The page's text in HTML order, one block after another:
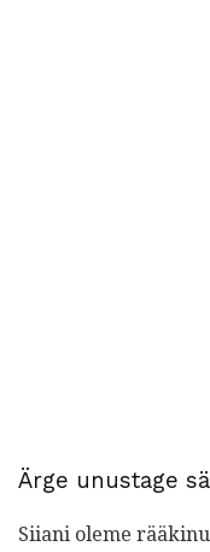
Ärge unustage
Siiani oleme